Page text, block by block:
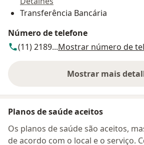
Transferência Bancária
Número de telefone
(11) 2189...Mostrar número de
Mostrar maissobre o
Planos de saúde aceitos
Os planos de saúde são aceitos,
de acordo com o local e o serviço.